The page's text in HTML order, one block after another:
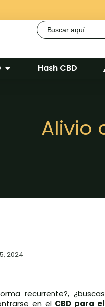
Buscar:
Hash CBD
Alivio
2024
recurrente?,
en el CBD para